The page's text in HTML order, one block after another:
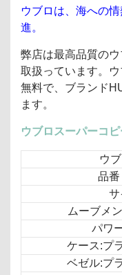
ウブロは、海への
進。
弊店は最高品質の
取扱っています。
無料で、ブランド
ます。
ウブロスーパーコ
ウ
品
サ
ムーブメ
パワ
ケース:プ
ベゼル:プ